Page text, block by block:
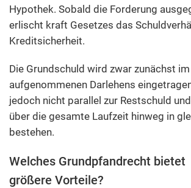
Hypothek. Sobald die Forderung
erlischt kraft Gesetzes das
Kreditsicherheit.
Die Grundschuld wird zwar zunächst
aufgenommenen Darlehens
jedoch nicht parallel zur Restschuld
über die gesamte Laufzeit hinweg in
bestehen.
Welches Grundpfandrecht bietet
größere Vorteile?